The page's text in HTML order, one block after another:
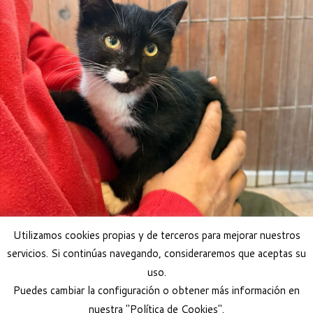
LOKURA, GATA EN ADOPCIÓN
Utilizamos cookies propias y de terceros para mejorar nuestros
servicios. Si continúas navegando, consideraremos que aceptas su
uso.
Puedes cambiar la configuración o obtener más información en
nuestra "Política de Cookies".